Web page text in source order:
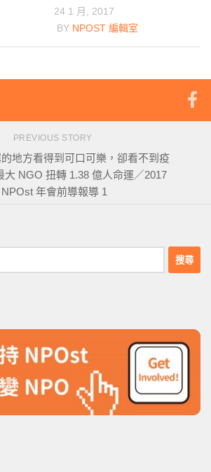
24 1 月, 2017
BY NPOST 編輯室
PREVIOUS STORY
的地方看得到可口可樂，卻看不到疫
大 NGO 扭轉 1.38 億人命運／2017
NPOst 年會前導報導 1